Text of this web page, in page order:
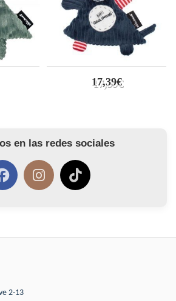
17,39€
en las redes sociales
2-13